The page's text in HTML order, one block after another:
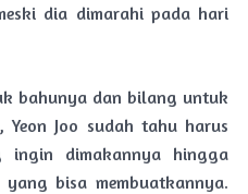
dia dimarahi pada hari
bahunya dan bilang untuk
Joo sudah tahu harus
ingin dimakannya hingga
bisa membuatkannya.